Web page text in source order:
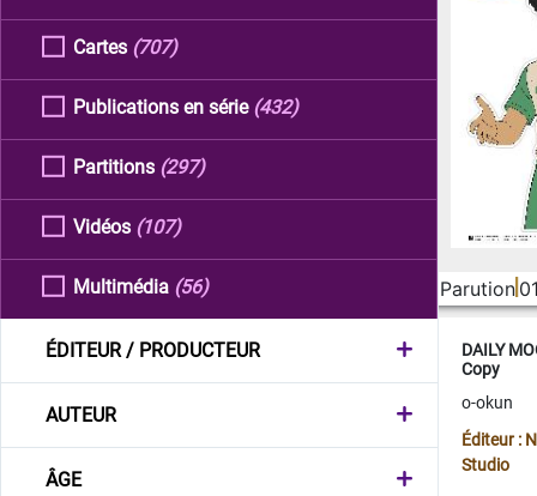
Cartes (707)
Publications en série (432)
Partitions (297)
Vidéos (107)
Multimédia (56)
ÉDITEUR / PRODUCTEUR
AUTEUR
ÂGE
Parution
DAILY
Copy
o-okun
Éditeur :
Studio